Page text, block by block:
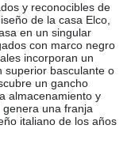
y reconocibles de
de la casa Elco,
en un singular
con marco negro
incorporan un
superior basculante o
un gancho
almacenamiento y
genera una franja
italiano de los años